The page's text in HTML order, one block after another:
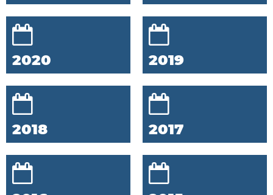
2020 2019
2018 2017